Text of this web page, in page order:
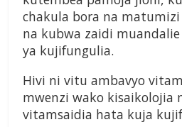
chakula bora na
na kubwa zaidi
ya kujifungulia.
Hivi ni vitu ambavyo
mwenzi wako kisaikolojia
vitamsaidia hata kuja